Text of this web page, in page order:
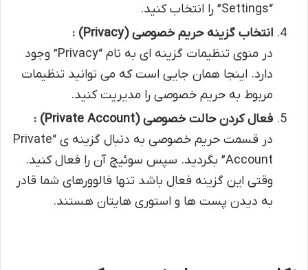
“Settings” را انتخاب کنید.
انتخاب گزینه حریم خصوصی(Privacy)
:
در منوی تنظیمات گزینه ای به نام “Privacy” وجود
دارد. اینجا همان جایی است که می توانید تنظیمات
مربوط به حریم خصوصی را مدیریت کنید.
فعال کردن حالت خصوصی(Private Account)
:
در قسمت حریم خصوصی به دنبال گزینه ی “Private
Account” بگردید. سپس سوئیچ آن را فعال کنید.
وقتی این گزینه فعال باشد تنها فالوورهای شما قادر
به دیدن پست ها و استوری هایتان هستند.